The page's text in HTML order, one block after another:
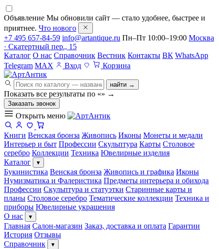
Объявление Мы обновили сайт — стало удобнее, быстрее и
приятнее. Что нового
+7 495 657-84-59 info@artantique.ru Пн–Пт 10:00–19:00 Москва
· Скатертный пер., 15
Каталог О нас Справочник Вестник Контакты ВК WhatsApp
Telegram MAX Вход Корзина
найти →
Показать все результаты по «» →
Заказать звонок
Открыть меню
Книги Венская бронза Живопись Иконы Монеты и медали
Интерьер и быт Профессии Скульптура Карты Столовое
серебро Коллекции Техника Ювелирные изделия
Каталог
▾
Букинистика Венская бронза Живопись и графика Иконы
Нумизматика и Фалеристика Предметы интерьера и обихода
Профессии Скульптура и статуэтки Старинные карты и
планы Столовое серебро Тематические коллекции Техника и
приборы Ювелирные украшения
О нас
▾
Главная Салон-магазин Заказ, доставка и оплата Гарантии
История Отзывы
Справочник
▾